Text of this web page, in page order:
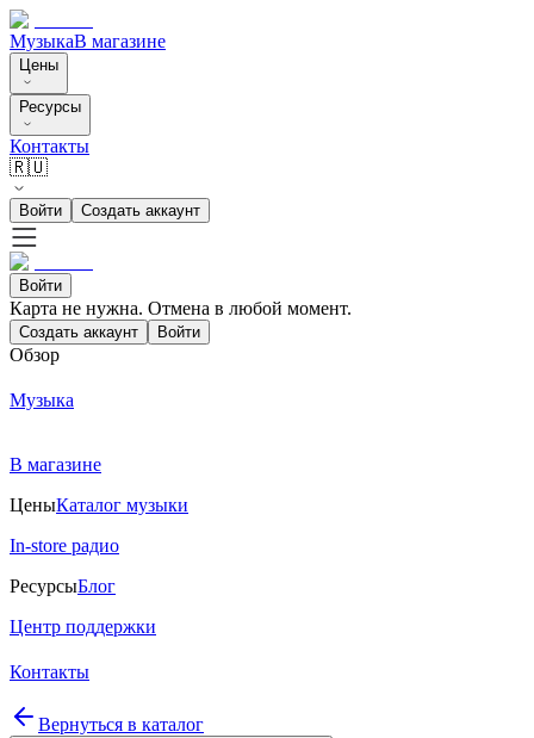
МузыкаВ магазине
Цены
Ресурсы
Контакты
🇷🇺
Войти Создать аккаунт
Войти
Карта не нужна. Отмена в любой момент.
Создать аккаунт Войти
Обзор
Музыка
В магазине
ЦеныКаталог музыки
In-store радио
РесурсыБлог
Центр поддержки
Контакты
Вернуться в каталог